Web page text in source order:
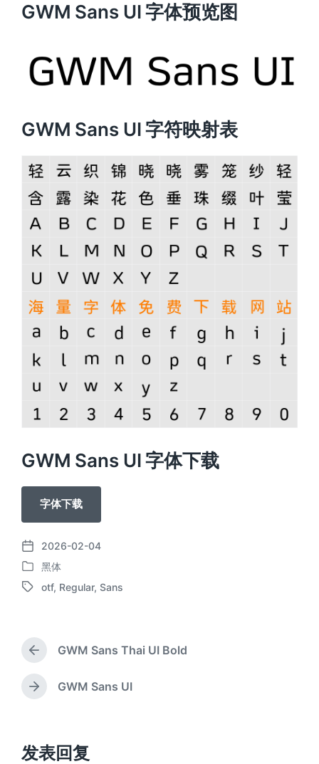
GWM Sans UI 字体预览图
GWM Sans UI 字符映射表
GWM Sans UI 字体下载
字体下载
发
布
日
2026-02-04
发
布
黑体
标
otf, Regular, Sans
上
篇
文
章
GWM Sans Thai UI Bold
下
：
GWM Sans UI
发表回复